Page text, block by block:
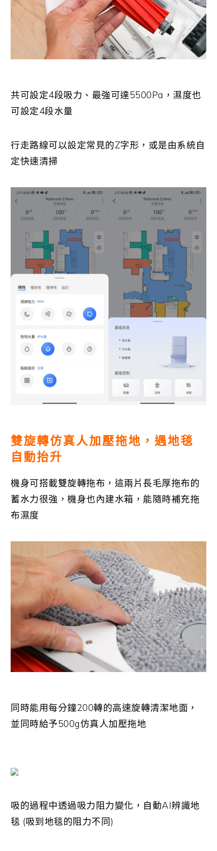
共可設定4段吸力、最強可達5500Pa，濕度也
可設定4段水量
行走路線可以設定常見的Z字形，或是由系統自
定快速清掃
雙旋轉仿真人加壓拖地，遇地毯
自動抬升
機身可搭載雙旋轉拖布，這兩片長毛厚拖布的
蓄水力很強，機身也內建水箱，能隨時補充拖
布濕度
同時能用每分鐘200轉的高速旋轉清潔地面，
並同時給予500g仿真人加壓拖地
吸的過程中透過吸力阻力變化，自動AI辨識地
毯 (吸到地毯的阻力不同)